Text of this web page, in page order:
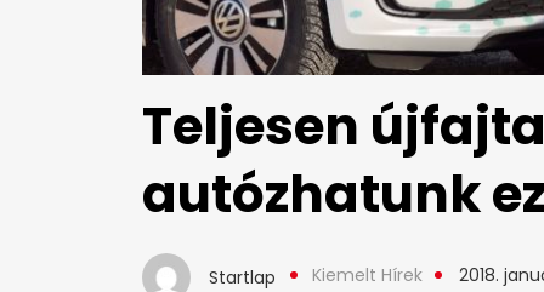
Teljesen
autózhatunk
Startlap Kiemelt Hírek 2018.